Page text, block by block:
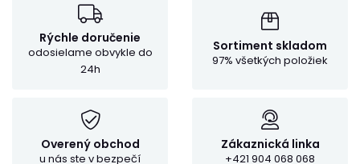
Rýchle doručenie
odosielame obvykle do
24h
Sortiment skladom
97% všetkých položiek
Overený obchod
u nás ste v bezpečí
Zákaznická linka
+421 904 068 068